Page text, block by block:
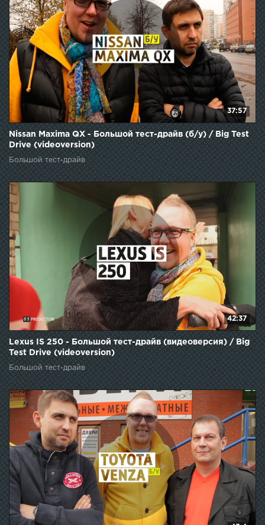
37:57
Nissan Maxima QX - Большой тест-драйв (б/у) / Big Test
Drive (videoversion)
Большой тест-драйв
42:37
Lexus IS 250 - Большой тест-драйв (видеоверсия) / Big
Test Drive (videoversion)
Большой тест-драйв